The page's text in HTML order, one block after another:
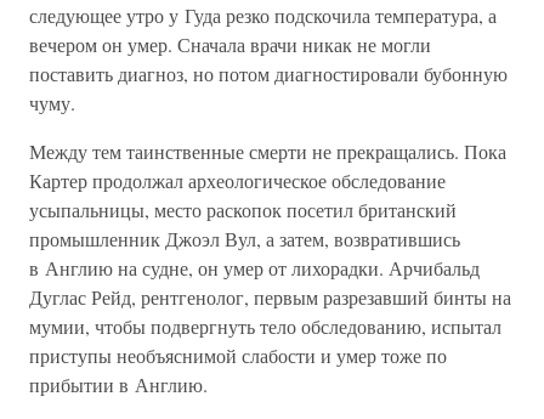
следующее утро у Гуда резко подскочила температура, а
вечером он умер. Сначала врачи никак не могли
поставить диагноз, но потом диагностировали бубонную
чуму.
Между тем таинственные смерти не прекращались. Пока
Картер продолжал археологическое обследование
усыпальницы, место раскопок посетил британский
промышленник Джоэл Вул, а затем, возвратившись
в Англию на судне, он умер от лихорадки. Арчибальд
Дуглас Рейд, рентгенолог, первым разрезавший бинты на
мумии, чтобы подвергнуть тело обследованию, испытал
приступы необъяснимой слабости и умер тоже по
прибытии в Англию.